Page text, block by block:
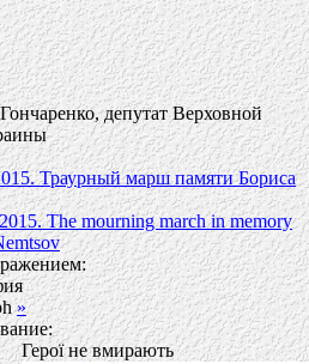
депутат Верховной
Траурный марш памяти Бориса
The mourning march in memory
»
Герої не вмирають